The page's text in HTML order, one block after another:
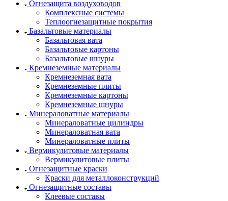
Огнезащита воздуховодов
Комплексные системы
Теплоогнезащитные покрытия
Базальтовые материалы
Базальтовая вата
Базальтовые картоны
Базальтовые шнуры
Кремнеземные материалы
Кремнеземная вата
Кремнеземные плиты
Кремнеземные картоны
Кремнеземные шнуры
Минераловатные материалы
Минераловатные цилиндры
Минераловатная вата
Минераловатные плиты
Вермикулитовые материалы
Вермикулитовые плиты
Огнезащитные краски
Краски для металлоконструкций
Огнезащитные составы
Клеевые составы